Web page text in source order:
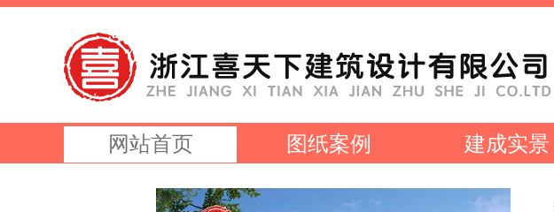
网站首页 图纸案例 建成实景